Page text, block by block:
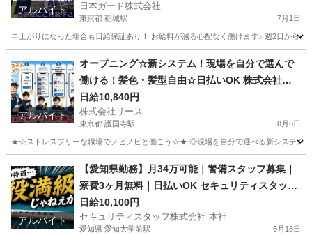
アルバイト 日本ガード株式会社
東京都 稲城駅 7月1日
早上がりになった場合も日給保証あり！ お給料が減る心配なく働けます♪ 週2日から
稲城駅 警備員
アルバイト
オープニング☆新システム！現場を自分で選んで
働ける！髪色・髪型自由☆日払いOK 株式会社リ
ース 護国寺
日給10,840円
株式会社リース
東京都 護国寺駅 8月6日
★☆ストレスフリーな職場でノビノビと働こう☆★ ◎現場を自分で選べる新システム
護国寺駅 警備員 オープニング
アルバイト
【愛知県勤務】月34万可能｜警備スタッフ募集｜
寮費3ヶ月無料｜日払いOK セキュリティスタッフ
株式会社 本社 愛知大学前
日給10,100円
セキュリティスタッフ株式会社 本社
愛知県 愛知大学前駅 6月18日